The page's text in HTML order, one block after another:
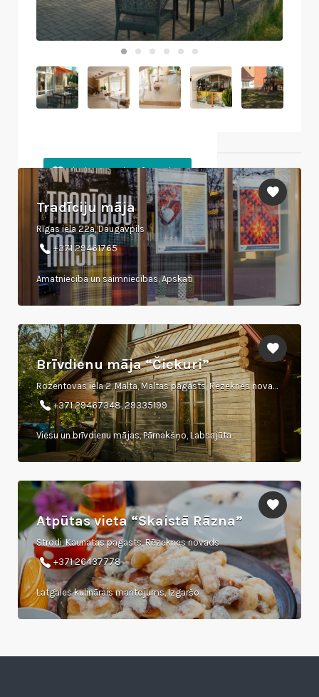
Tradīciju māja
Rīgas iela 22a, Daugavpils
+371 29461765
Amatniecība un saimniecības, Apskati
Brīvdienu māja “Čiekuri”
Rozentovas iela 2, Malta, Maltas pagasts, Rēzeknes novads
+371 29467348, 29335199
Viesu un brīvdienu mājas, Pārnakšņo, Labsajūta
Atpūtas vieta “Skaistā Rāzna”
Strodi, Kaunatas pagasts, Rēzeknes novads
+371 26437778
Latgales kulinārais mantojums, Izgaršo